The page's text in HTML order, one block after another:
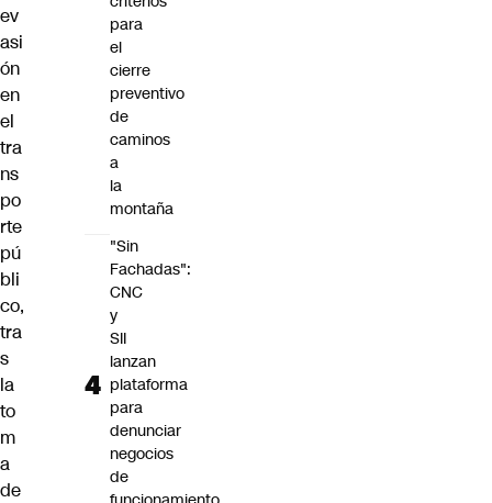
ev
asi
ón
en
el
tra
ns
po
rte
pú
bli
co,
tra
s
la
to
m
a
de
para
el
cierre
preventivo
de
caminos
a
la
montaña
"Sin
Fachadas":
CNC
y
SII
lanzan
plataforma
para
denunciar
negocios
de